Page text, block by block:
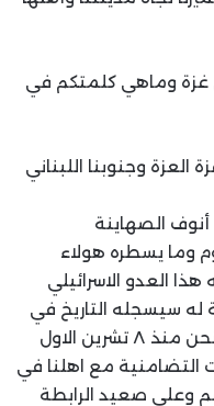
وماهي كلمتكم في
العزة وجنوبنا اللبناني
الصهاينة
وما يسطره هولاء
العدو الاسرائيلي
سيسجله التاريخ في
سجل العنفوان والكرامة العربية ونحن منذ ٨ تشرين الاول
التضامنية مع اهلنا في
وعلى صعيد الرابطة